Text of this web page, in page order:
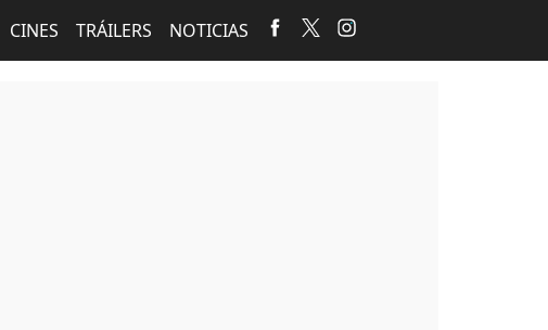
CINES TRÁILERS NOTICIAS